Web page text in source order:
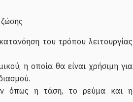
κατανόηση του τρόπου λειτουργίας
η οποία θα είναι χρήσιμη για
όπως η τάση, το ρεύμα και η